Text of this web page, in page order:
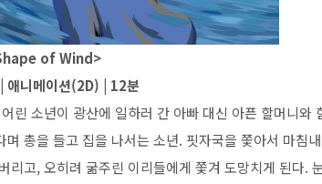
of Wind>
애니메이션(2D) | 12분
린 소년이 광산에 일하러 간 아빠 대신 아픈 할머니와
며 총을 들고 집을 나서는 소년. 핏자국을 쫓아서 마침
리고, 오히려 굶주린 이리들에게 쫓겨 도망치게 된다.